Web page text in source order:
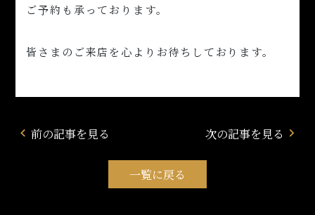
ご予約も承っております。
皆さまのご来店を心よりお待ちしております。
navigate_before前の記事を見る
一覧に戻る
次の記事を見る navigate_next